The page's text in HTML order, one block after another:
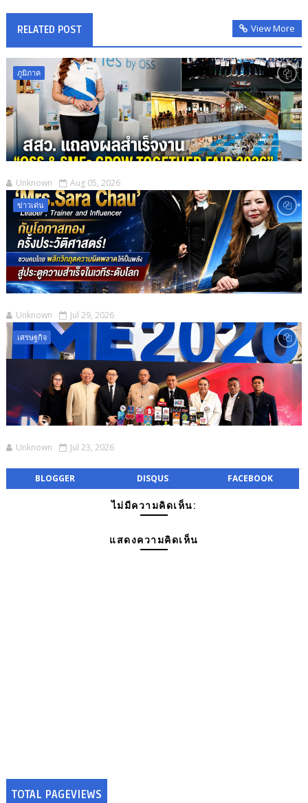
RELATED POST View More
ภูมิภาค
Unknown Aug 05, 2026
ข่าวเด่น
Unknown Jul 29, 2026
เศรษฐกิจ
Unknown Jul 23, 2026
BLOGGER DISQUS FACEBOOK
ไม่มีความคิดเห็น:
แสดงความคิดเห็น
TOTAL PAGEVIEWS